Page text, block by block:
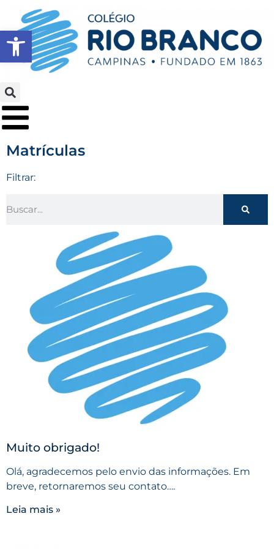
Matrículas
Filtrar:
Muito obrigado!
Olá, agradecemos pelo envio das informações. Em
breve, retornaremos seu contato….
Leia mais »
Abrir a barra de ferramentas